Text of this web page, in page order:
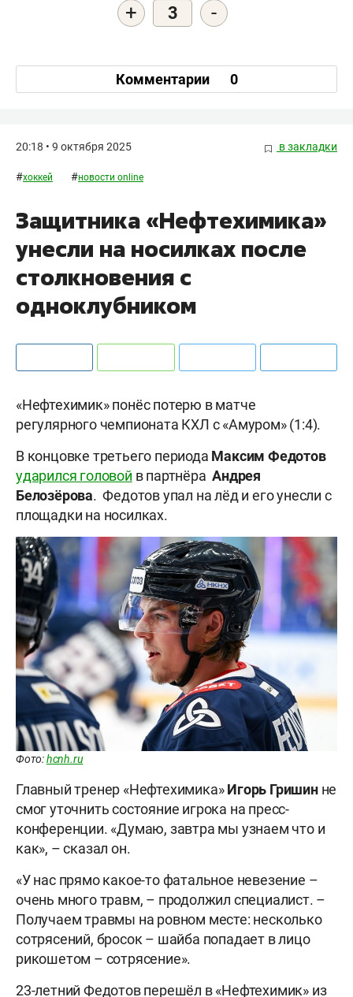
+ 3 -
Комментарии 0
20:18 • 9 октября 2025 в закладки
#хоккей #новости online
Защитника «Нефтехимика»
унесли на носилках после
столкновения с
одноклубником
«Нефтехимик» понёс потерю в матче
регулярного чемпионата КХЛ с «Амуром» (1:4).
В концовке третьего периода МаксимФедотов
ударился головой в партнёраАндрея
Белозёрова. Федотов упал на лёд и его унесли с
площадки на носилках.
Фото:hcnh.ru
Главный тренер «Нефтехимика»Игорь Гришин не
смог уточнить состояние игрока на пресс-
конференции. «Думаю, завтра мы узнаем что и
как», – сказал он.
«У нас прямо какое-то фатальное невезение –
очень много травм, – продолжил специалист. –
Получаем травмы на ровном месте: несколько
сотрясений, бросок – шайба попадает в лицо
рикошетом – сотрясение».
23-летний Федотов перешёл в «Нефтехимик» из